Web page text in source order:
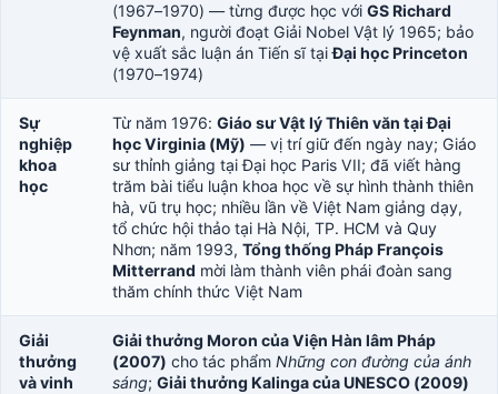
(1967–1970) — từng được học với GS Richard
Feynman, người đoạt Giải Nobel Vật lý 1965; bảo
vệ xuất sắc luận án Tiến sĩ tạiĐại học Princeton
(1970–1974)
Sự
nghiệp
khoa
học
Từ năm 1976: Giáo sư Vật lý Thiên văn tại Đại
học Virginia (Mỹ) — vị trí giữ đến ngày nay; Giáo
sư thỉnh giảng tại Đại học Paris VII; đã viết hàng
trăm bài tiểu luận khoa học về sự hình thành thiên
hà, vũ trụ học; nhiều lần về Việt Nam giảng dạy,
tổ chức hội thảo tại Hà Nội, TP. HCM và Quy
Nhơn; năm 1993, Tổng thống Pháp François
Mitterrand mời làm thành viên phái đoàn sang
thăm chính thức Việt Nam
Giải
thưởng
và vinh
Giải thưởng Moron của Viện Hàn lâm Pháp
(2007) cho tác phẩm Những con đường của ánh
sáng; Giải thưởng Kalinga của UNESCO (2009)